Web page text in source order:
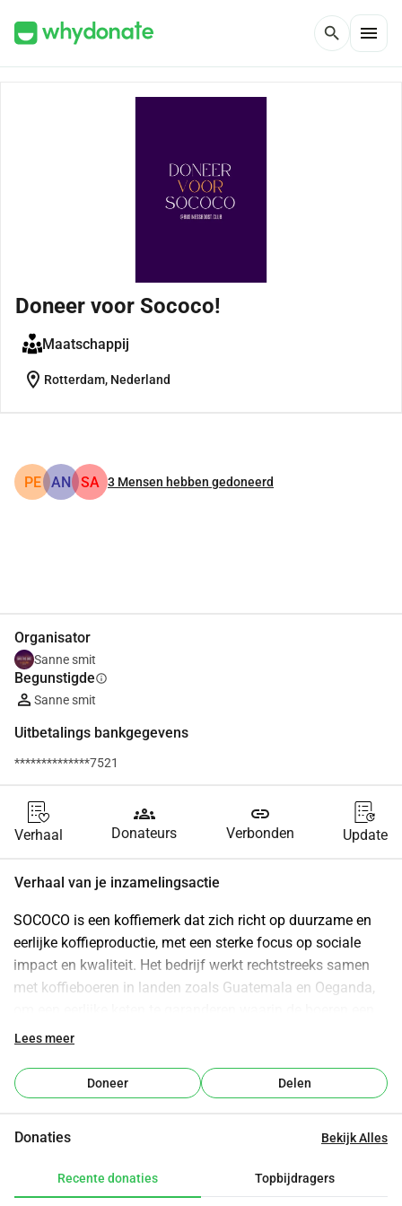
search menu
Doneer voor Sococo!
Maatschappij
location_on Rotterdam, Nederland
PE AN SA 3 Mensen hebben gedoneerd
Organisator
Sanne smit
Begunstigdeinfo
Sanne smit
Uitbetalings bankgegevens
**************7521
Verhaal
groups
Donateurs
link
Verbonden Update
Verhaal van je inzamelingsactie
SOCOCO is een koffiemerk dat zich richt op duurzame en
eerlijke koffieproductie, met een sterke focus op sociale
impact en kwaliteit. Het bedrijf werkt rechtstreeks samen
met koffieboeren in landen zoals Guatemala en Oeganda,
eerlijke prijs ontvangen, vaak boven de Fair Trade-normen.
origin", wat betekent dat de bonen niet worden gemengd
maar afkomstig zijn van één regio. Deze benadering leidt
volgens de Specialty Coffee Association (SCA)
Daarnaast beheert SOCOCO een koffiebar in Rotterdam,
Lees meer
Doneer Delen
Donaties Bekijk Alles
Recente donaties Topbijdragers